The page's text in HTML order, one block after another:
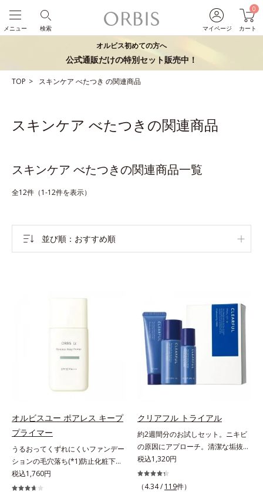
マイページ
0
カート
検索
メニュー
オルビス初めての方へ
公式通販だけの特別セット販売中！
TOP スキンケア べたつき の関連商品
スキンケア べたつきの関連商品
スキンケア べたつきの関連商品一覧
全12件（1-12件を表示）
並び順 おすすめ順
オルビスユー ポアレス キープ
プライマー
うるおってくずれにくいファンデー
ションの毛穴落ち(*1)防止化粧下
地。ファンデーションの毛穴落ち
(*1)防止化粧下地です。毛穴
税込1,760円
クリアフル トライアル
約2週間分のお試しセット。ニキビ
の原因にアプローチ。清潔な垢抜け
肌(*1)へ。「ニキビをくり返してし
まう」「毛穴目立ちが気になる」
「マスク生活であごや口まわりのニ
税込1,320円
（4.34 / 119件）